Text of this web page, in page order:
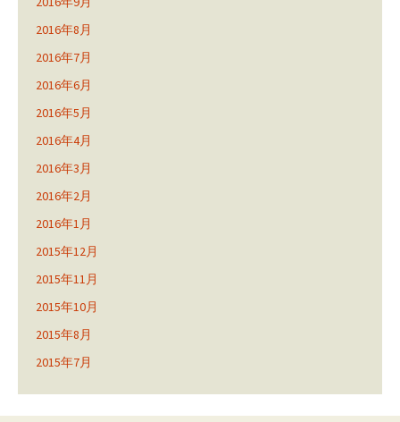
2016年8月
2016年7月
2016年6月
2016年5月
2016年4月
2016年3月
2016年2月
2016年1月
2015年12月
2015年11月
2015年10月
2015年8月
2015年7月